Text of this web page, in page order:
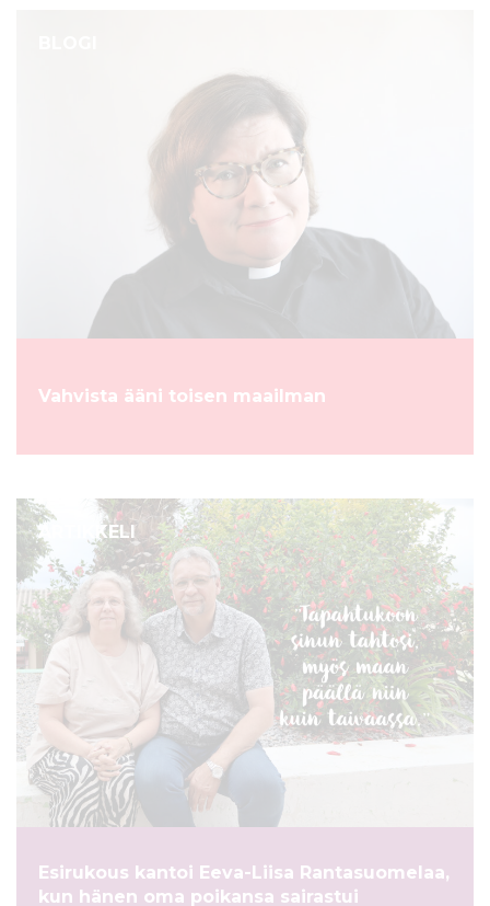
Vahvista ääni toisen maailman
ARTIKKELI
Esirukous kantoi Eeva-Liisa Rantasuomelaa,
kun hänen oma poikansa sairastui